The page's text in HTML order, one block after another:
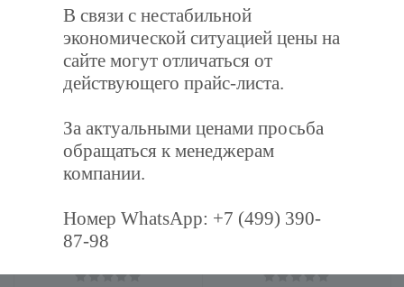
2 803руб./шт
2 950руб.
В корзину
3 073
3 235руб.
В корзину
В связи с нестабильной
экономической ситуацией цены на
сайте могут отличаться от
действующего прайс-листа.
За актуальными ценами просьба
обращаться к менеджерам
компании.
Номер WhatsApp: +7 (499) 390-
87-98